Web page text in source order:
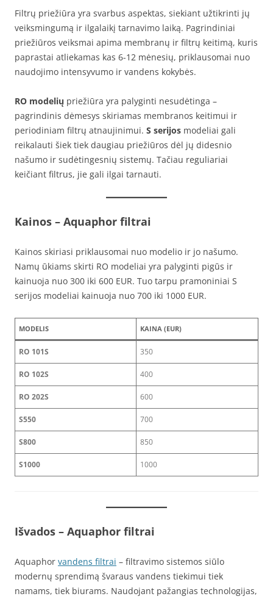
Filtrų priežiūra yra svarbus aspektas, siekiant užtikrinti jų
veiksmingumą ir ilgalaikį tarnavimo laiką. Pagrindiniai
priežiūros veiksmai apima membranų ir filtrų keitimą, kuris
paprastai atliekamas kas 6-12 mėnesių, priklausomai nuo
naudojimo intensyvumo ir vandens kokybės.
RO modelių priežiūra yra palyginti nesudėtinga –
pagrindinis dėmesys skiriamas membranos keitimui ir
periodiniam filtrų atnaujinimui. S serijos modeliai gali
reikalauti šiek tiek daugiau priežiūros dėl jų didesnio
našumo ir sudėtingesnių sistemų. Tačiau reguliariai
keičiant filtrus, jie gali ilgai tarnauti.
Kainos – Aquaphor filtrai
Kainos skiriasi priklausomai nuo modelio ir jo našumo.
Namų ūkiams skirti RO modeliai yra palyginti pigūs ir
kainuoja nuo 300 iki 600 EUR. Tuo tarpu pramoniniai S
serijos modeliai kainuoja nuo 700 iki 1000 EUR.
MODELIS KAINA (EUR)
RO 101S 350
RO 102S 400
RO 202S 600
S550 700
S800 850
S1000 1000
Išvados – Aquaphor filtrai
Aquaphor vandens filtrai – filtravimo sistemos siūlo
modernų sprendimą švaraus vandens tiekimui tiek
namams, tiek biurams. Naudojant pažangias technologijas,